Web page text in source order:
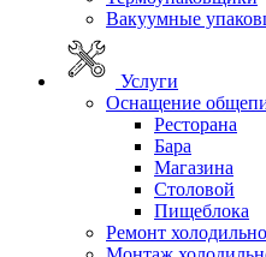
Вакуумные
Услуги
Оснащение
Ресторана
Бара
Магазина
Столовой
Пищеблока
Ремонт